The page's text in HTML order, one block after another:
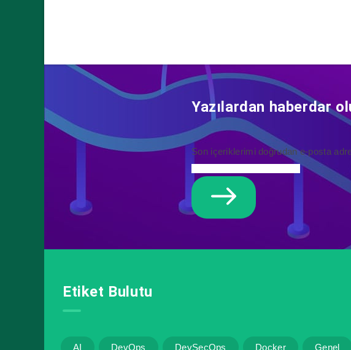
Yazılardan haberdar
Son içeriklerimi doğrudan e-posta
Etiket Bulutu
AI DevOps DevSecOps Docker Genel